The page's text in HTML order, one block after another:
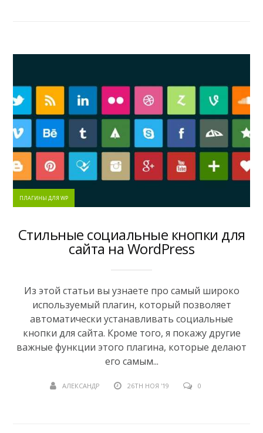
ПЛАГИНЫ ДЛЯ WP
Стильные социальные кнопки для
сайта на WordPress
Из этой статьи вы узнаете про самый широко
используемый плагин, который позволяет
автоматически устанавливать социальные
кнопки для сайта. Кроме того, я покажу другие
важные функции этого плагина, которые делают
его самым...
АЛЕКСАНДР 26TH НОЯ '19 0